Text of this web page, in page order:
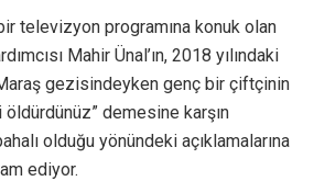
televizyon programına konuk olan
Mahir Ünal’ın, 2018 yılındaki
gezisindeyken genç bir çiftçinin
demesine karşın
olduğu yönündeki açıklamalarına
ediyor.